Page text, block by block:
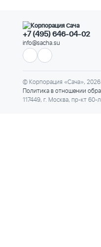
+7 (495) 646-04-02
info@sacha.su
© Корпорация «Сача»,
Политика в отношении
117449, г. Москва, пр-кт 60-